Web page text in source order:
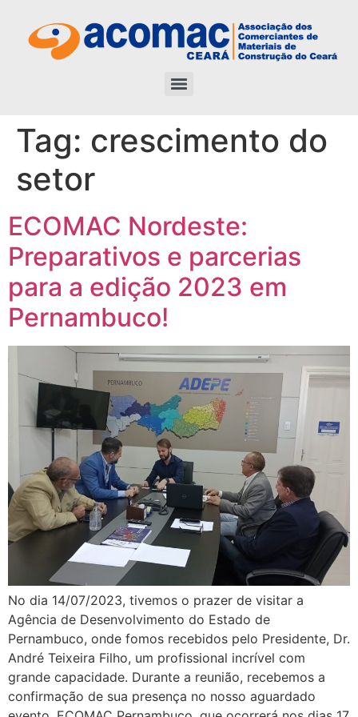
Tag: crescimento do
setor
ECOMAC Nordeste:
Preparativos e parcerias
para a edição 2023 em
Pernambuco!
No dia 14/07/2023, tivemos o prazer de visitar a
Agência de Desenvolvimento do Estado de
Pernambuco, onde fomos recebidos pelo Presidente, Dr.
André Teixeira Filho, um profissional incrível com
grande capacidade. Durante a reunião, recebemos a
confirmação de sua presença no nosso aguardado